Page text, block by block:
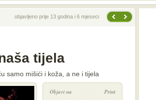
vijest
objavljeno prije 13 godina i 6 mjeseci
tijela
samo mišići i koža, a ne i tijela
Objavi na Print